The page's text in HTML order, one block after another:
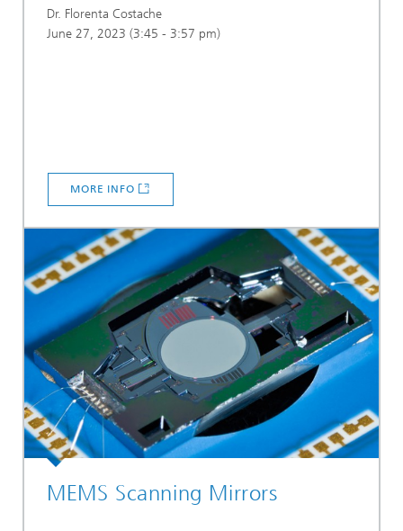
Dr. Florenta Costache
June 27, 2023 (3:45 - 3:57 pm)
MORE INFO
MEMS Scanning Mirrors